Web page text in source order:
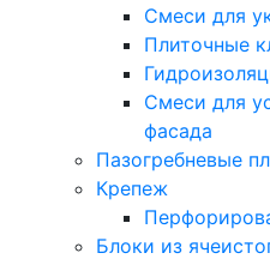
Смеси для
Плиточные
Смеси для
фасада
Пазогребневые
Крепеж
Блоки из